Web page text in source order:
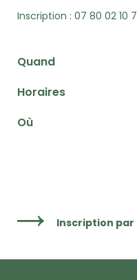
Inscription : 07 80 02 10
Quand
Horaires
Où
Inscription par